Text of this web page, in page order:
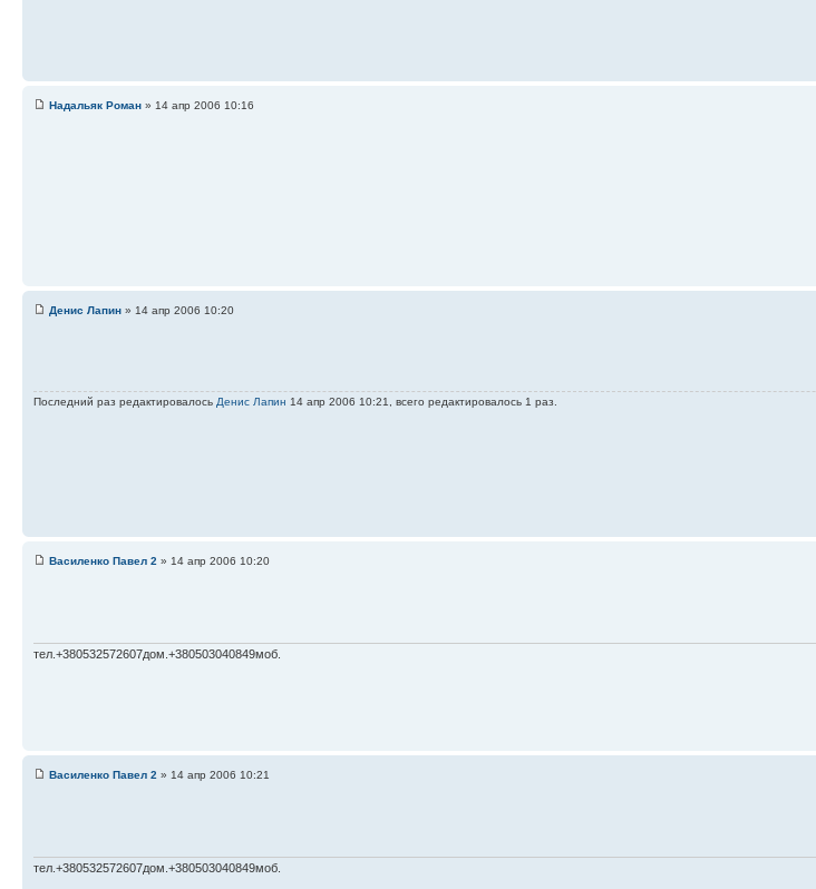
Надальяк Роман » 14 апр 2006 10:16
Денис Лапин » 14 апр 2006 10:20
Последний раз редактировалось Денис Лапин 14 апр 2006 10:21, всего редактировалось 1 раз.
Василенко Павел 2 » 14 апр 2006 10:20
тел.+380532572607дом.+380503040849моб.
Василенко Павел 2 » 14 апр 2006 10:21
тел.+380532572607дом.+380503040849моб.